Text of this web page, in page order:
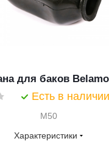
для баков
Есть в наличии
M50
Характеристики